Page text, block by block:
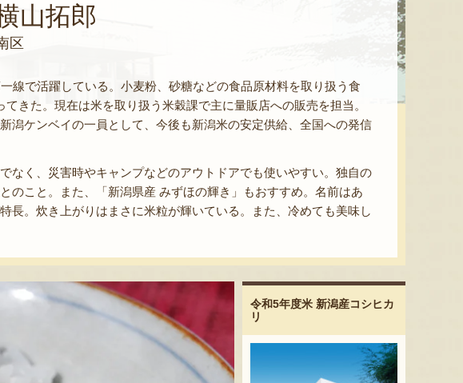
山拓郎
区
線で活躍している。小麦粉、砂糖などの食品原材料を取り扱う食
きた。現在は米を取り扱う米穀課で主に量販店への販売を担当。
潟ケンベイの一員として、今後も新潟米の安定供給、全国への発信
なく、災害時やキャンプなどのアウトドアでも使いやすい。独自の
のこと。また、「新潟県産 みずほの輝き」もおすすめ。名前はあ
長。炊き上がりはまさに米粒が輝いている。また、冷めても美味し
令和5年度米 新潟産コシヒカ
リ